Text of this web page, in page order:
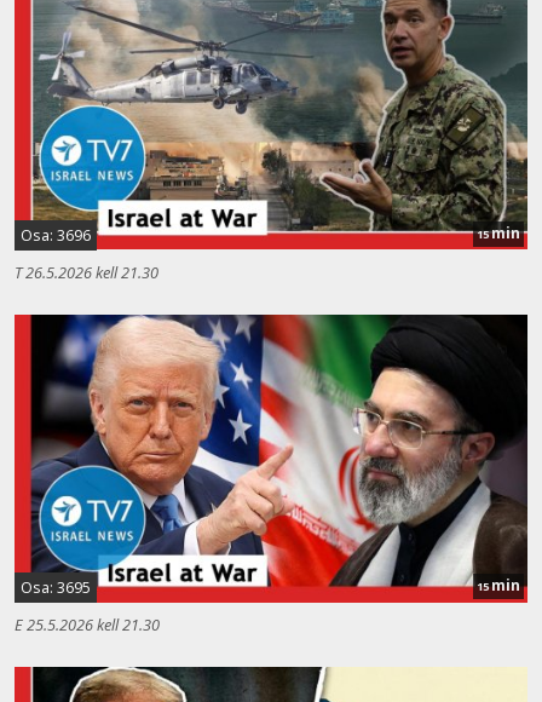
Osa: 3696 15min
T 26.5.2026 kell 21.30
Osa: 3695 15min
E 25.5.2026 kell 21.30